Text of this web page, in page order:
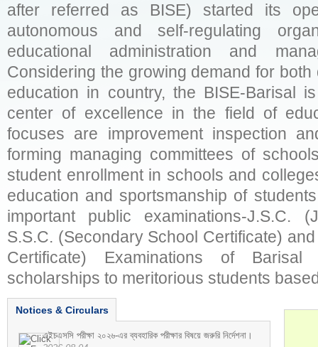
after referred as BISE) started its
autonomous and self-regulating
educational administration and
Considering the growing demand for
education in country, the BISE-Barisal
center of excellence in the field of
focuses are improvement inspection
forming managing committees of
student enrollment in schools and
education and sportsmanship of
important public examinations-J.S.C.
S.S.C. (Secondary School Certificate)
Certificate) Examinations of
scholarships to meritorious students
Notices & Circulars
এইচএসসি পরীক্ষা ২০২৬-এর ব্যবহারিক পরীক্ষার বিষয়ে জরুরি নির্দেশনা।